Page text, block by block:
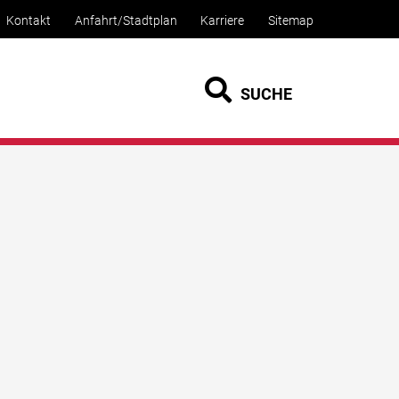
Kontakt Anfahrt/Stadtplan Karriere Sitemap
SUCHE